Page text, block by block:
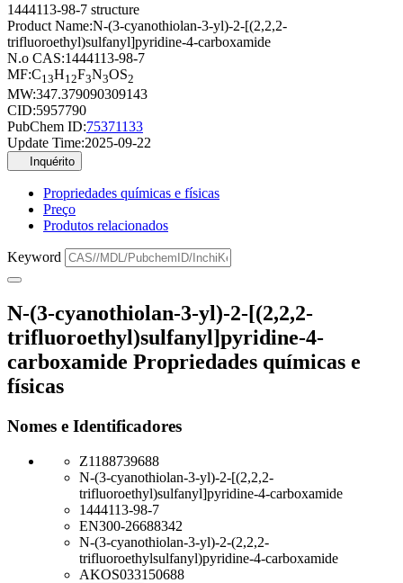
1444113-98-7 structure
Product Name:N-(3-cyanothiolan-3-yl)-2-[(2,2,2-
trifluoroethyl)sulfanyl]pyridine-4-carboxamide
N.o CAS:1444113-98-7
MF:C13H12F3N3OS2
MW:347.379090309143
CID:5957790
PubChem ID:75371133
Update Time:2025-09-22
Inquérito
Propriedades químicas e físicas
Preço
Produtos relacionados
Keyword
N-(3-cyanothiolan-3-yl)-2-[(2,2,2-
trifluoroethyl)sulfanyl]pyridine-4-
carboxamide Propriedades químicas e
físicas
Nomes e Identificadores
Z1188739688
N-(3-cyanothiolan-3-yl)-2-[(2,2,2-
trifluoroethyl)sulfanyl]pyridine-4-carboxamide
1444113-98-7
EN300-26688342
N-(3-cyanothiolan-3-yl)-2-(2,2,2-
trifluoroethylsulfanyl)pyridine-4-carboxamide
AKOS033150688